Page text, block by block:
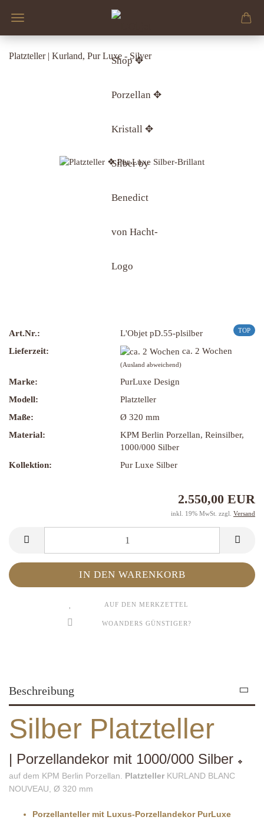
Platzteller | Kurland, Pur Luxe - Silver
TOP
Art.Nr.:
L'Objet pD.55-plsilber
Lieferzeit:
ca. 2 Wochen
(Ausland abweichend)
Marke:
PurLuxe Design
Modell:
Platzteller
Maße:
Ø 320 mm
Material:
KPM Berlin Porzellan, Reinsilber,
1000/000 Silber
Kollektion:
Pur Luxe Silber
2.550,00 EUR
inkl. 19% MwSt. zzgl. Versand
AUF DEN MERKZETTEL
WOANDERS GÜNSTIGER?
Beschreibung
Silber Platzteller
| Porzellandekor mit 1000/000 Silber ❖
auf dem KPM Berlin Porzellan. Platzteller KURLAND BLANC
NOUVEAU, Ø 320 mm
Porzellanteller mit Luxus-Porzellandekor PurLuxe